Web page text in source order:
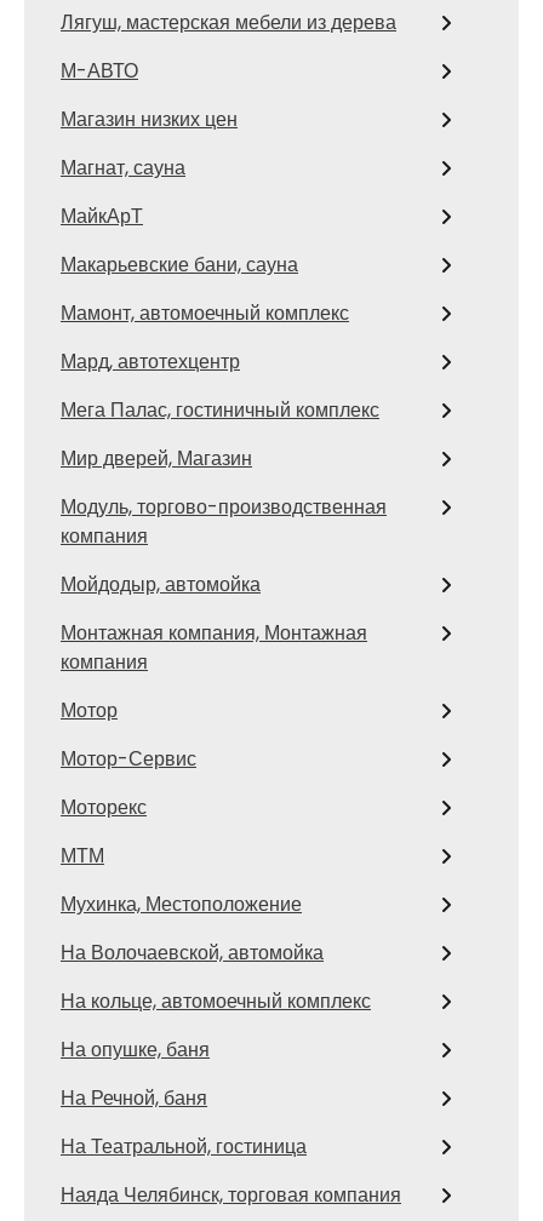
Лягуш, мастерская мебели из дерева
М-АВТО
Магазин низких цен
Магнат, сауна
МайкАрТ
Макарьевские бани, сауна
Мамонт, автомоечный комплекс
Мард, автотехцентр
Мега Палас, гостиничный комплекс
Мир дверей, Магазин
Модуль, торгово-производственная
компания
Мойдодыр, автомойка
Монтажная компания, Монтажная
компания
Мотор
Мотор-Сервис
Моторекс
МТМ
Мухинка, Местоположение
На Волочаевской, автомойка
На кольце, автомоечный комплекс
На опушке, баня
На Речной, баня
На Театральной, гостиница
Наяда Челябинск, торговая компания